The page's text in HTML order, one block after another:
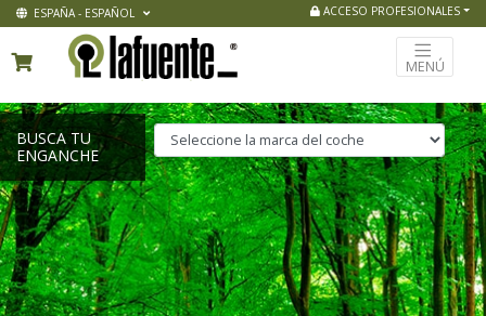
ESPAÑA - ESPAÑOL ACCESO PROFESIONALES
MENÚ
BUSCA TU
ENGANCHE